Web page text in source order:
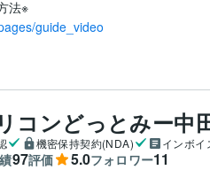
guide_video
コンどっとみー中
機密保持契約(NDA) インボイ
97評価 5.0フォロワー11